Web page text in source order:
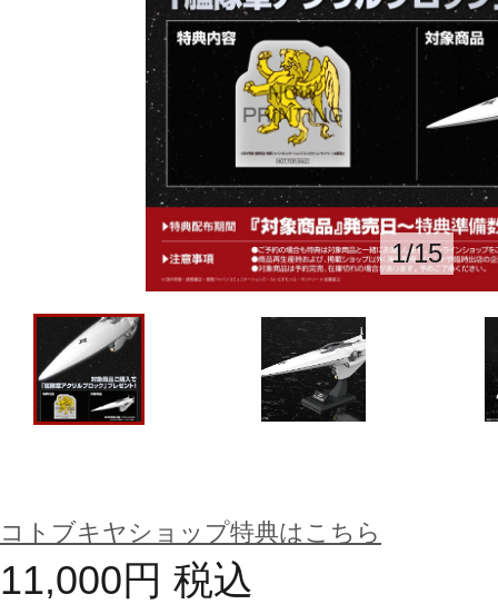
1/15
コトブキヤショップ特典はこちら
11,000円 税込